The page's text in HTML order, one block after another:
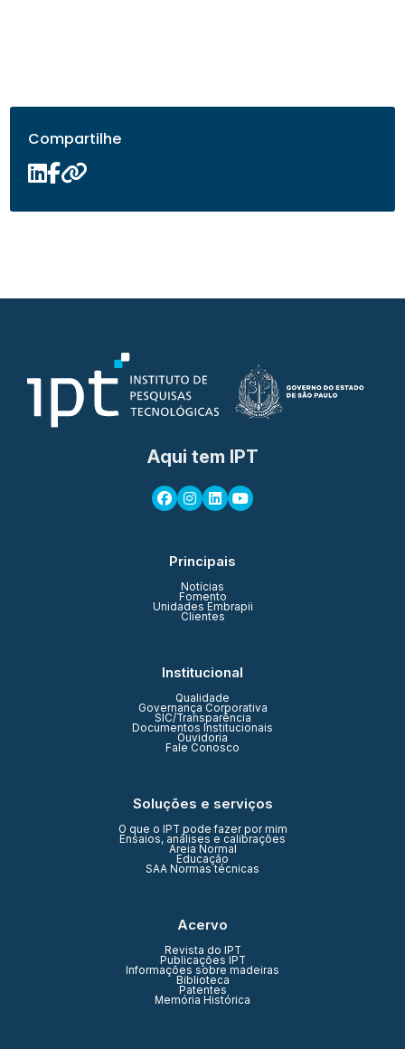
Compartilhe
Aqui tem IPT
Principais
Notícias
Fomento
Unidades Embrapii
Clientes
Institucional
Qualidade
Governança Corporativa
SIC/Transparência
Documentos Institucionais
Ouvidoria
Fale Conosco
Soluções e serviços
O que o IPT pode fazer por mim
Ensaios, análises e calibrações
Areia Normal
Educação
SAA Normas técnicas
Acervo
Revista do IPT
Publicações IPT
Informações sobre madeiras
Biblioteca
Patentes
Memória Histórica